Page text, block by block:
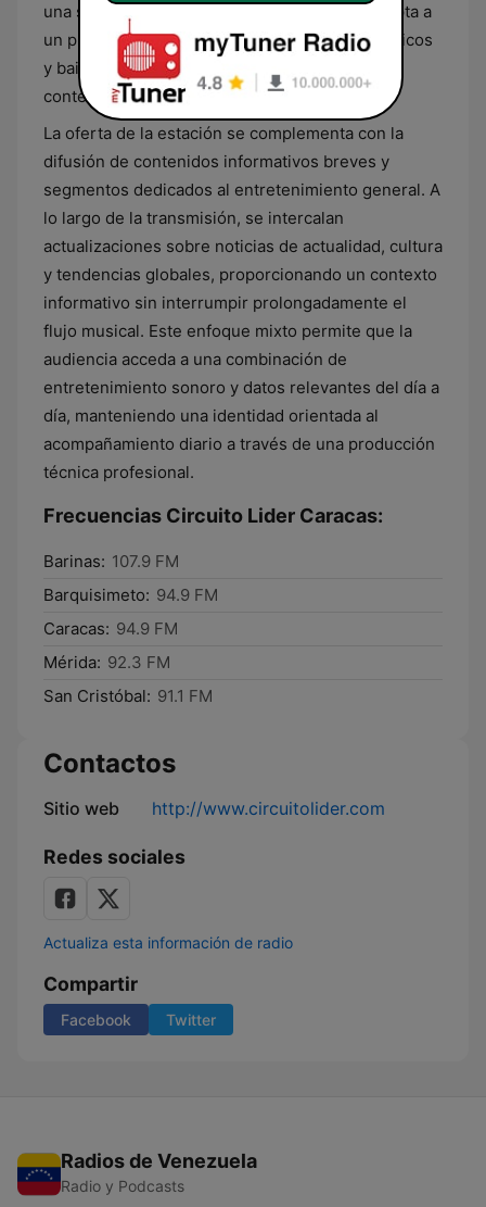
una secuencia continua de música que se adapta a
un público diverso, priorizando géneros dinámicos
y bailables junto a piezas del catálogo adulto
contemporáneo.
La oferta de la estación se complementa con la
difusión de contenidos informativos breves y
segmentos dedicados al entretenimiento general. A
lo largo de la transmisión, se intercalan
actualizaciones sobre noticias de actualidad, cultura
y tendencias globales, proporcionando un contexto
informativo sin interrumpir prolongadamente el
flujo musical. Este enfoque mixto permite que la
audiencia acceda a una combinación de
entretenimiento sonoro y datos relevantes del día a
día, manteniendo una identidad orientada al
acompañamiento diario a través de una producción
técnica profesional.
Frecuencias Circuito Lider Caracas:
Barinas: 107.9 FM
Barquisimeto: 94.9 FM
Caracas: 94.9 FM
Mérida: 92.3 FM
San Cristóbal: 91.1 FM
Contactos
Sitio web http://www.circuitolider.com
Redes sociales
Actualiza esta información de radio
Compartir
Facebook Twitter
Radios de Venezuela
Radio y Podcasts